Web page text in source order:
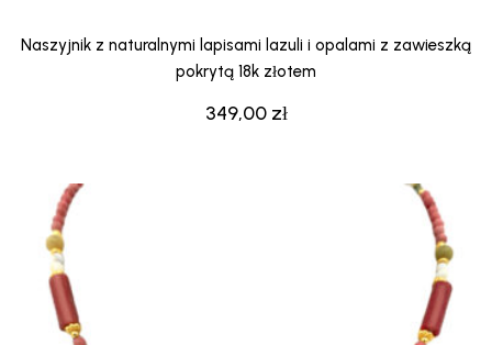
349,00 zł
Naszyjnik z naturalnymi lapisami lazuli i opalami z zawieszką
pokrytą 18k złotem